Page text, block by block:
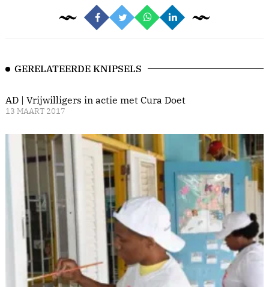
GERELATEERDE KNIPSELS
AD | Vrijwilligers in actie met Cura Doet
13 MAART 2017